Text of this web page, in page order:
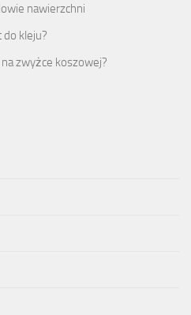
nawierzchni
do kleju?
zwyżce koszowej?